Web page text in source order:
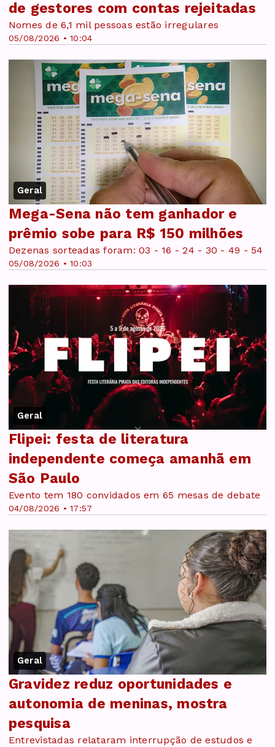
05/08/2026 • 10:04
de gestores com contas rejeitadas
Nomes de 6,1 mil pessoas estão irregulares
Geral
05/08/2026 • 10:03
Mega-Sena não tem ganhador e
prêmio sobe para R$ 150 milhões
Dezenas sorteadas foram: 03 - 16 - 24 - 30 - 49 - 54
Geral
04/08/2026 • 17:57
Flipei: festa de literatura
independente começa amanhã em
São Paulo
Evento tem 180 convidados em 65 mesas de debate
Geral
Gravidez reduz oportunidades e
autonomia de meninas, mostra
pesquisa
Entrevistadas relataram interrupção de estudos e